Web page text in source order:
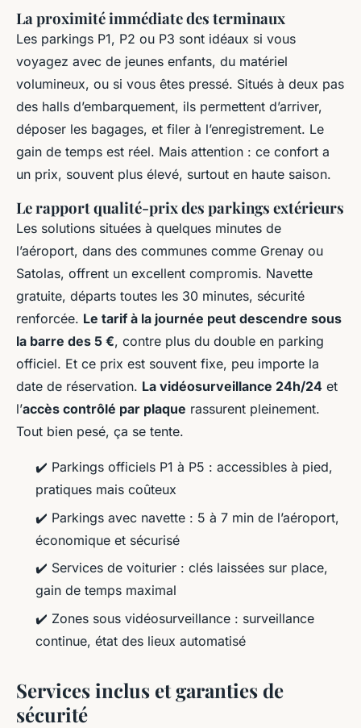
La proximité immédiate des terminaux
Les parkings P1, P2 ou P3 sont idéaux si vous
voyagez avec de jeunes enfants, du matériel
volumineux, ou si vous êtes pressé. Situés à deux pas
des halls d’embarquement, ils permettent d’arriver,
déposer les bagages, et filer à l’enregistrement. Le
gain de temps est réel. Mais attention : ce confort a
un prix, souvent plus élevé, surtout en haute saison.
Le rapport qualité-prix des parkings extérieurs
Les solutions situées à quelques minutes de
l’aéroport, dans des communes comme Grenay ou
Satolas, offrent un excellent compromis. Navette
gratuite, départs toutes les 30 minutes, sécurité
renforcée. Le tarif à la journée peut descendre sous
la barre des 5 €, contre plus du double en parking
officiel. Et ce prix est souvent fixe, peu importe la
date de réservation. La vidéosurveillance 24h/24 et
l’accès contrôlé par plaque rassurent pleinement.
Tout bien pesé, ça se tente.
✔️ Parkings officiels P1 à P5 : accessibles à pied,
pratiques mais coûteux
✔️ Parkings avec navette : 5 à 7 min de l’aéroport,
économique et sécurisé
✔️ Services de voiturier : clés laissées sur place,
gain de temps maximal
✔️ Zones sous vidéosurveillance : surveillance
continue, état des lieux automatisé
Services inclus et garanties de
sécurité